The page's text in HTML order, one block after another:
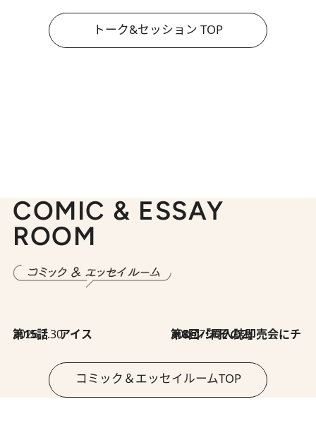
トーク&セッション TOP
COMIC & ESSAY
ROOM
2026.7.30
第15話 アイス 2026.7.30
第8回「同人誌即売会にチャレンジ その2」
コミック＆エッセイルームTOP